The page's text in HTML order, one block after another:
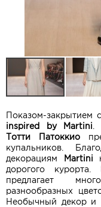
Показом-закрытием
inspired by Martini
Тотти Патоккио
купальников.
декорациям
Martini
дорогого
предлагает
разнообразных
Необычный декор и